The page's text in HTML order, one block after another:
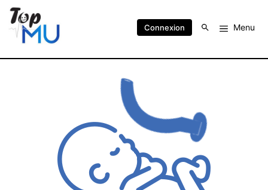
Connexion Menu